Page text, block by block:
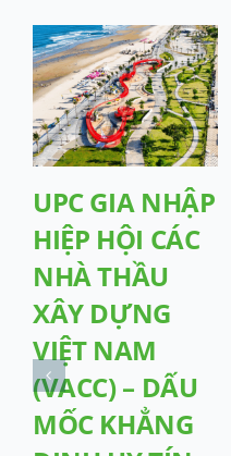
UPC GIA NHẬP
HIỆP HỘI CÁC
NHÀ THẦU
XÂY DỰNG
VIỆT NAM
(VACC) – DẤU
MỐC KHẲNG